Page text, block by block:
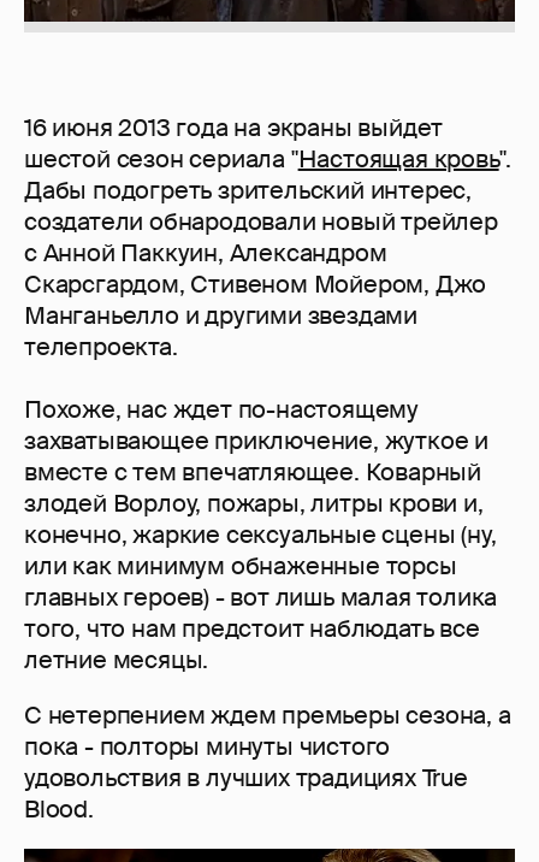
16 июня 2013 года на экраны выйдет
шестой сезон сериала "Настоящая кровь".
Дабы подогреть зрительский интерес,
создатели обнародовали новый трейлер
с Анной Паккуин, Александром
Скарсгардом, Стивеном Мойером, Джо
Манганьелло и другими звездами
телепроекта.
Похоже, нас ждет по-настоящему
захватывающее приключение, жуткое и
вместе с тем впечатляющее. Коварный
злодей Ворлоу, пожары, литры крови и,
конечно, жаркие сексуальные сцены (ну,
или как минимум обнаженные торсы
главных героев) - вот лишь малая толика
того, что нам предстоит наблюдать все
летние месяцы.
С нетерпением ждем премьеры сезона, а
пока - полторы минуты чистого
удовольствия в лучших традициях True
Blood.